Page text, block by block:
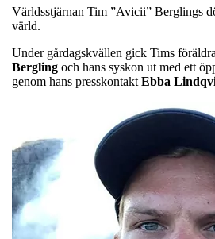
Världsstjärnan Tim ”Avicii” Berglings
värld.
Under gårdagskvällen gick Tims
Bergling och hans syskon ut med ett
genom hans presskontakt Ebba